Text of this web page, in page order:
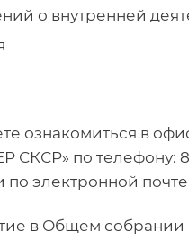
о внутренней
ознакомиться в
по телефону: 8
по электронной
в Общем собрании